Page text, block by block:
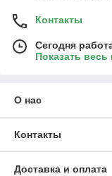
Контакты
Сегодня
Показать
О нас
Контакты
Доставка и оплата